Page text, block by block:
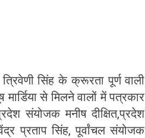
सिंह के क्रूरता पूर्ण वाली
से मिलने वालों में पत्रकार
संयोजक मनीष दीक्षित,प्रदेश
प्रताप सिंह, पूर्वांचल संयोजक